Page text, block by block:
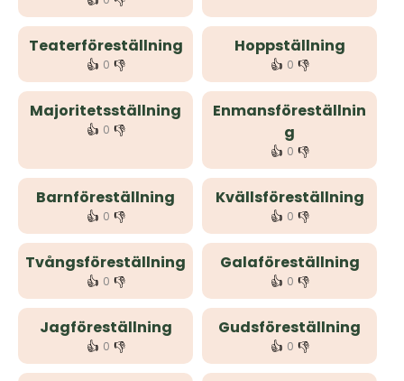
Teaterföreställning
👍 0 👎
Hoppställning
👍 0 👎
Majoritetsställning
👍 0 👎
Enmansföreställnin
g
👍 0 👎
Barnföreställning
👍 0 👎
Kvällsföreställning
👍 0 👎
Tvångsföreställning
👍 0 👎
Galaföreställning
👍 0 👎
Jagföreställning
👍 0 👎
Gudsföreställning
👍 0 👎